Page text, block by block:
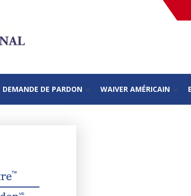
DEMANDE DE PARDON WAIVER AMÉRICAIN